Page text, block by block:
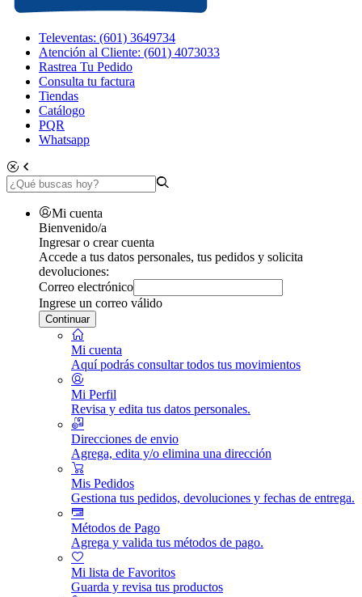
Televentas: (601) 3649734
Atención al Cliente: (601) 4073033
Rastrea Tu Pedido
Consulta tu factura
Tiendas
Catálogo
PQR
Whatsapp
Mi cuenta
Bienvenido/a
Ingresar o crear cuenta
Accede a tus datos personales, tus pedidos y solicita
devoluciones:
Correo electrónico
Ingrese un correo válido
Continuar
Mi cuenta
Aquí podrás consultar todos tus movimientos
Mi Perfil
Revisa y edita tus datos personales.
Direcciones de envio
Agrega, edita y/o elimina una dirección
Mis Pedidos
Gestiona tus pedidos, devoluciones y fechas de entrega.
Métodos de Pago
Agrega y valida tus métodos de pago.
Mi lista de Favoritos
Guarda y revisa tus productos